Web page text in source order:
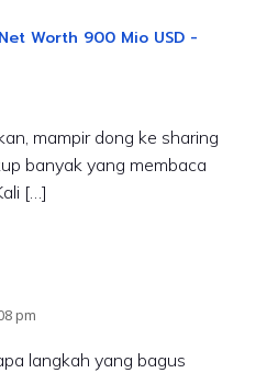
Worth 900 Mio USD -
mampir dong ke sharing
banyak yang membaca
[…]
pm
langkah yang bagus